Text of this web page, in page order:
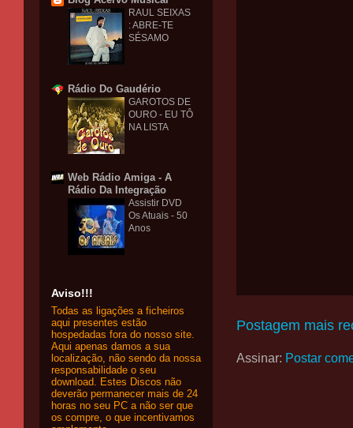
Postagem mais
Assinar: Postar
RAUL SEIXAS
: ABRE-TE
SÉSAMO
Rádio Do Gaudério
GAROTOS DE
OURO - EU TÔ
NA LISTA
Web Rádio Amiga - A
Rádio Da Integração
Assistir DVD
Os Atuais - 50
Anos
Aviso!!!
Todas as ligações a ficheiros
aqui presentes estão
hospedadas fora do nosso site.
Aqui apenas damos a sua
localização, não sendo da nossa
responsabilidade o seu
download. Estes Discos não
deverão permanecer mais de 24
horas no seu PC a não ser que
os compre, o que incentivamos